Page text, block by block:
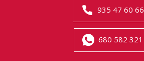
935 47 60 66
680 582 321